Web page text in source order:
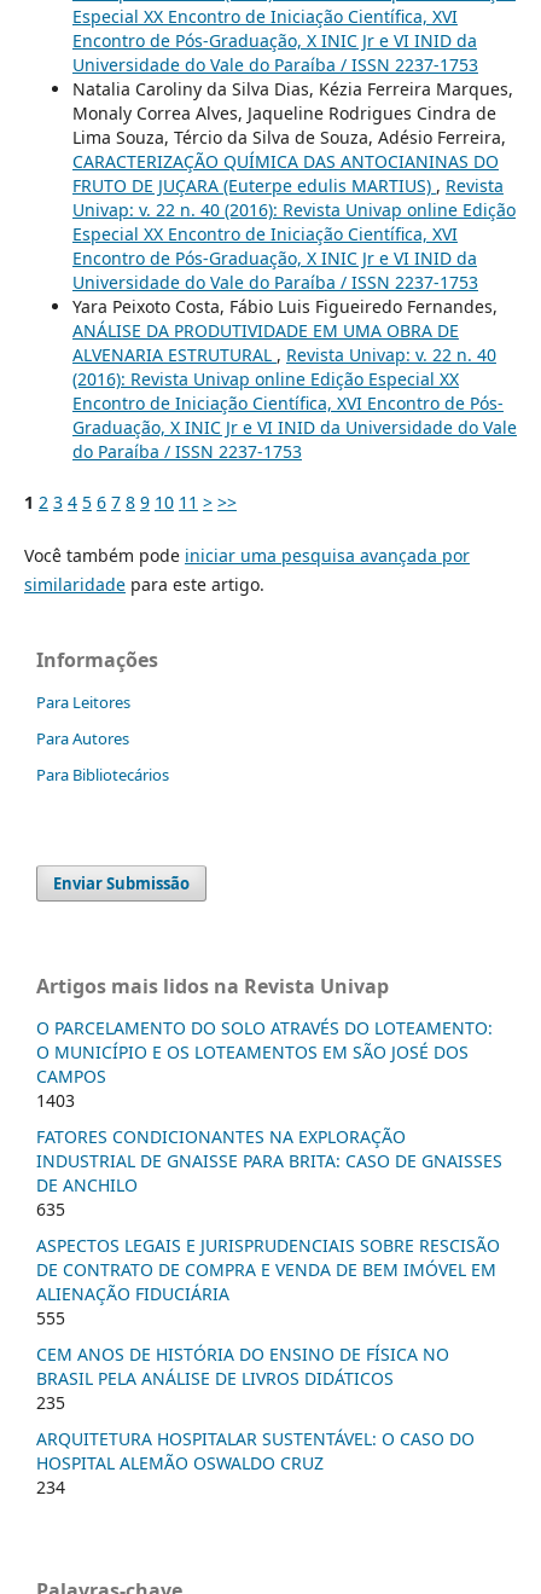
Especial XX Encontro de Iniciação Científica, XVI
Encontro de Pós-Graduação, X INIC Jr e VI INID da
Universidade do Vale do Paraíba / ISSN 2237-1753
Natalia Caroliny da Silva Dias, Kézia Ferreira Marques,
Monaly Correa Alves, Jaqueline Rodrigues Cindra de
Lima Souza, Tércio da Silva de Souza, Adésio Ferreira,
CARACTERIZAÇÃO QUÍMICA DAS ANTOCIANINAS DO
FRUTO DE JUÇARA (Euterpe edulis MARTIUS) , Revista
Univap: v. 22 n. 40 (2016): Revista Univap online Edição
Especial XX Encontro de Iniciação Científica, XVI
Encontro de Pós-Graduação, X INIC Jr e VI INID da
Universidade do Vale do Paraíba / ISSN 2237-1753
Yara Peixoto Costa, Fábio Luis Figueiredo Fernandes,
ANÁLISE DA PRODUTIVIDADE EM UMA OBRA DE
ALVENARIA ESTRUTURAL , Revista Univap: v. 22 n. 40
(2016): Revista Univap online Edição Especial XX
Encontro de Iniciação Científica, XVI Encontro de Pós-
Graduação, X INIC Jr e VI INID da Universidade do Vale
do Paraíba / ISSN 2237-1753
1 2 3 4 5 6 7 8 9 10 11 > >>
Você também pode iniciar uma pesquisa avançada por
similaridadepara este artigo.
Informações
Para Leitores
Para Autores
Para Bibliotecários
Enviar Submissão
Artigos mais lidos na Revista Univap
O PARCELAMENTO DO SOLO ATRAVÉS DO LOTEAMENTO:
O MUNICÍPIO E OS LOTEAMENTOS EM SÃO JOSÉ DOS
CAMPOS
1403
FATORES CONDICIONANTES NA EXPLORAÇÃO
INDUSTRIAL DE GNAISSE PARA BRITA: CASO DE GNAISSES
DE ANCHILO
635
ASPECTOS LEGAIS E JURISPRUDENCIAIS SOBRE RESCISÃO
DE CONTRATO DE COMPRA E VENDA DE BEM IMÓVEL EM
ALIENAÇÃO FIDUCIÁRIA
555
CEM ANOS DE HISTÓRIA DO ENSINO DE FÍSICA NO
BRASIL PELA ANÁLISE DE LIVROS DIDÁTICOS
235
ARQUITETURA HOSPITALAR SUSTENTÁVEL: O CASO DO
HOSPITAL ALEMÃO OSWALDO CRUZ
234